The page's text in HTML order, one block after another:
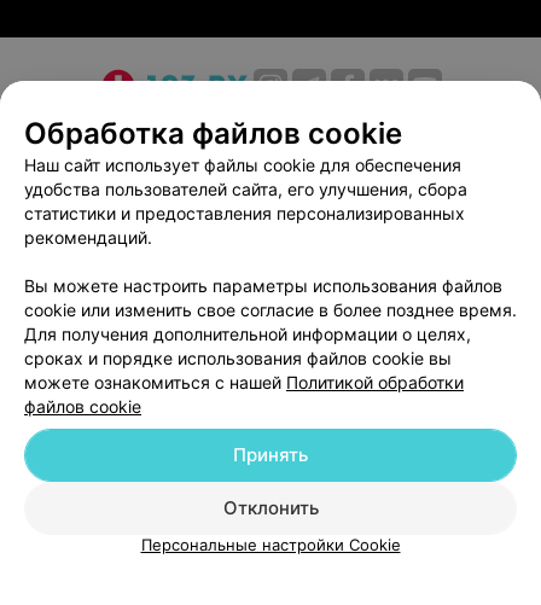
О проекте Новости проекта
Размещение рекламы
Медицинский маркетинг
Публичный договор
Пользовательское соглашение
Способы оплаты
Вакансии
Партнеры
Написать в поддержку
Персональные настройки cookie
Обработка персональных данных
г. Минск, улица Толбухина, 2, пом. 16 | help@103.by
ВЫ ВЛАДЕЛЕЦ?
Обработка файлов cookie
Наш сайт использует файлы cookie для обеспечения
удобства пользователей сайта, его улучшения, сбора
статистики и предоставления персонализированных
рекомендаций.
Вы можете настроить параметры использования файлов
cookie или изменить свое согласие в более позднее время.
Для получения дополнительной информации о целях,
сроках и порядке использования файлов cookie вы
можете ознакомиться с нашей Политикой обработки
файлов cookie
Отклонить
Принять
Персональные настройки Cookie